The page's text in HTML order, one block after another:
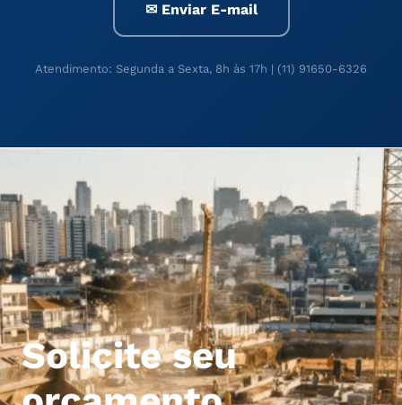
✉ Enviar E-mail
Atendimento: Segunda a Sexta, 8h às 17h | (11) 91650-6326
<
Solicite seu